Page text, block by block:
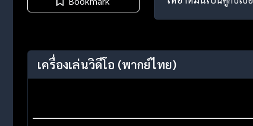
เครื่องเล่นวิดีโอ (พากย์ไทย)